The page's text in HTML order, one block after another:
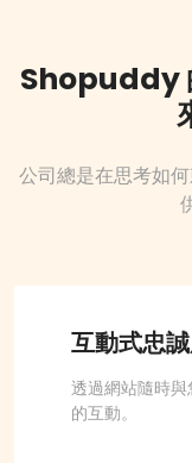
Shopuddy
公司總是在思考如
互動式忠
透過網站隨時
的互動。